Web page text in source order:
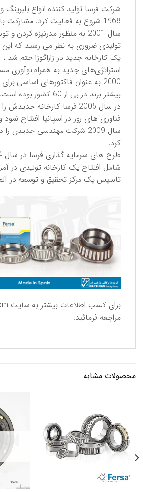
شرکت فرسا تولید کننده انواع بلبرینگ
1968 شروع به فعالیت کرد.
سال 2001 به منظور مدرنیزه کردن
تولیدی ضروری به نظر می رسید که
یک کارخانه جدید در زاراگوزا ختم شد ،
استراتژی‌های جدید به همراه نوآوری
2000 به عنوان فاکتورهای اساسی
بیشتر برند در بی از 60 کشور بوده است.
در سال 2005 فرسا کارخانه
فناوری های روز در اسپانیا افتتاح
سال 2009 شركت مهندسی جدیدی
کرد.
شامل افتتاح یک کارخانه تولیدی در
تاسیس یک مرکز تحقیق و توسعه در
برای كسب اطلاعات بیشتر به سایت
مراجعه فرمائید.
محصولات مشابه